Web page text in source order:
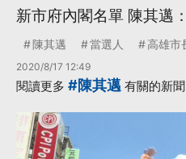
新市府內閣名單 陳其邁
陳其邁 當選人 高雄市
2020/8/17 12:49
閱讀更多 #陳其邁 有關的新聞